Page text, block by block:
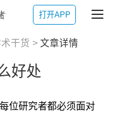
打开APP
干货 > 文章详情
好处
位研究者都必须面对